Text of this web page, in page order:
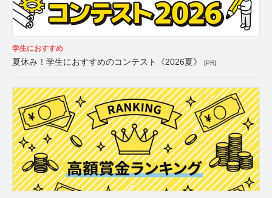
学生におすすめ
夏休み！学生におすすめのコンテスト《2026夏》 [PR]